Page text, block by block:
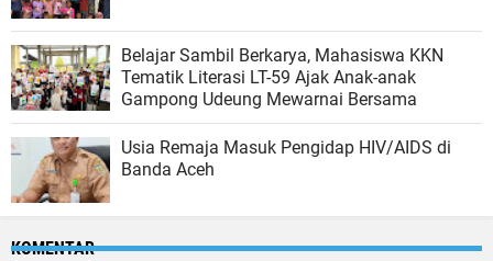
Belajar Sambil Berkarya, Mahasiswa KKN
Tematik Literasi LT-59 Ajak Anak-anak
Gampong Udeung Mewarnai Bersama
Usia Remaja Masuk Pengidap HIV/AIDS di
Banda Aceh
KOMENTAR